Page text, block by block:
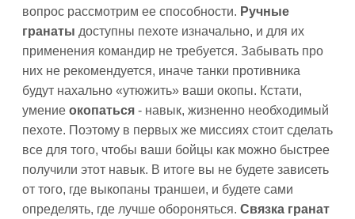
вопрос рассмотрим ее способности. Ручные
гранаты доступны пехоте изначально, и для их
применения командир не требуется. Забывать про
них не рекомендуется, иначе танки противника
будут нахально «утюжить» ваши окопы. Кстати,
умение окопаться - навык, жизненно необходимый
пехоте. Поэтому в первых же миссиях стоит сделать
все для того, чтобы ваши бойцы как можно быстрее
получили этот навык. В итоге вы не будете зависеть
от того, где выкопаны траншеи, и будете сами
определять, где лучше обороняться. Связка гранат